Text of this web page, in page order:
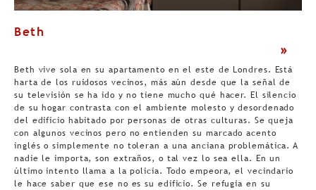
Beth
Beth vive sola en su apartamento en el este de Londres. Está
harta de los ruidosos vecinos, más aún desde que la señal de
su televisión se ha ido y no tiene mucho qué hacer. El silencio
de su hogar contrasta con el ambiente molesto y desordenado
del edificio habitado por personas de otras culturas. Se queja
con algunos vecinos pero no entienden su marcado acento
inglés o simplemente no toleran a una anciana problemática. A
nadie le importa, son extraños, o tal vez lo sea ella. En un
último intento llama a la policía. Todo empeora, el vecindario
le hace saber que ese no es su edificio. Se refugia en su
>